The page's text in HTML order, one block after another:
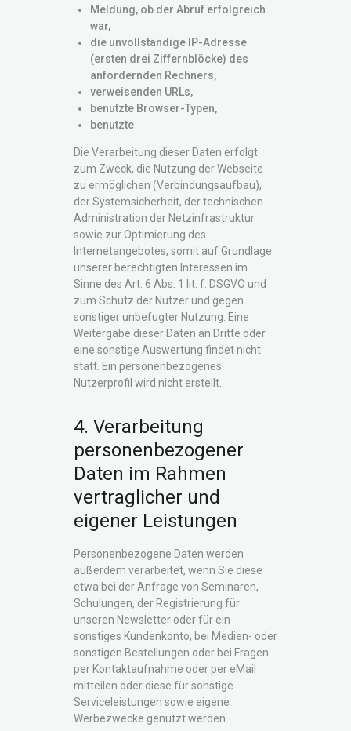
Meldung, ob der Abruf erfolgreich
war,
die unvollständige IP-Adresse
(ersten drei Ziffernblöcke) des
anfordernden Rechners,
verweisenden URLs,
benutzte Browser-Typen,
benutzte
Die Verarbeitung dieser Daten erfolgt
zum Zweck, die Nutzung der Webseite
zu ermöglichen (Verbindungsaufbau),
der Systemsicherheit, der technischen
Administration der Netzinfrastruktur
sowie zur Optimierung des
Internetangebotes, somit auf Grundlage
unserer berechtigten Interessen im
Sinne des Art. 6 Abs. 1 lit. f. DSGVO und
zum Schutz der Nutzer und gegen
sonstiger unbefugter Nutzung. Eine
Weitergabe dieser Daten an Dritte oder
eine sonstige Auswertung findet nicht
statt. Ein personenbezogenes
Nutzerprofil wird nicht erstellt.
4. Verarbeitung
personenbezogener
Daten im Rahmen
vertraglicher und
eigener Leistungen
Personenbezogene Daten werden
außerdem verarbeitet, wenn Sie diese
etwa bei der Anfrage von Seminaren,
Schulungen, der Registrierung für
unseren Newsletter oder für ein
sonstiges Kundenkonto, bei Medien- oder
sonstigen Bestellungen oder bei Fragen
per Kontaktaufnahme oder per eMail
mitteilen oder diese für sonstige
Serviceleistungen sowie eigene
Werbezwecke genutzt werden.